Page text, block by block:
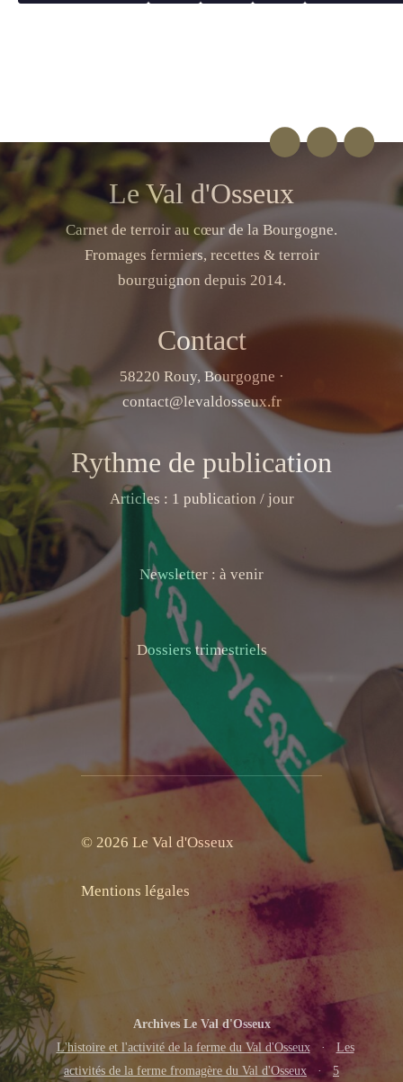
Le Val d'Osseux
Carnet de terroir au cœur de la Bourgogne.
Fromages fermiers, recettes & terroir
bourguignon depuis 2014.
Contact
58220 Rouy, Bourgogne ·
contact@levaldosseux.fr
Rythme de publication
Articles : 1 publication / jour
Newsletter : à venir
Dossiers trimestriels
© 2026 Le Val d'Osseux
Mentions légales
Archives Le Val d'Osseux
L'histoire et l'activité de la ferme du Val d'Osseux
·
Les
activités de la ferme fromagère du Val d'Osseux
· 5